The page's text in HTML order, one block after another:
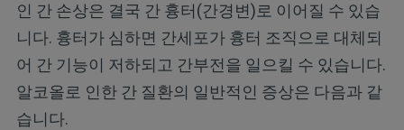
인 간 손상은 결국 간 흉터(간경변)로 이어질 수 있습
니다. 흉터가 심하면 간세포가 흉터 조직으로 대체되
어 간 기능이 저하되고 간부전을 일으킬 수 있습니다.
알코올로 인한 간 질환의 일반적인 증상은 다음과 같
습니다.